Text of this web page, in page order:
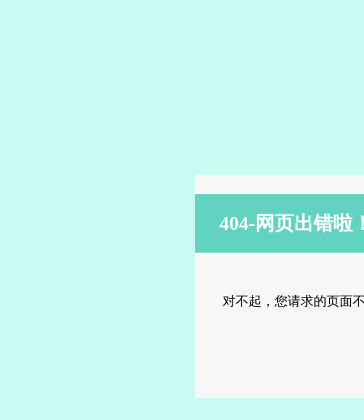
404-网页出错啦
对不起，您请求的页面